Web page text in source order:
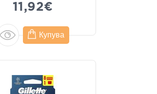
11,92€
Купува